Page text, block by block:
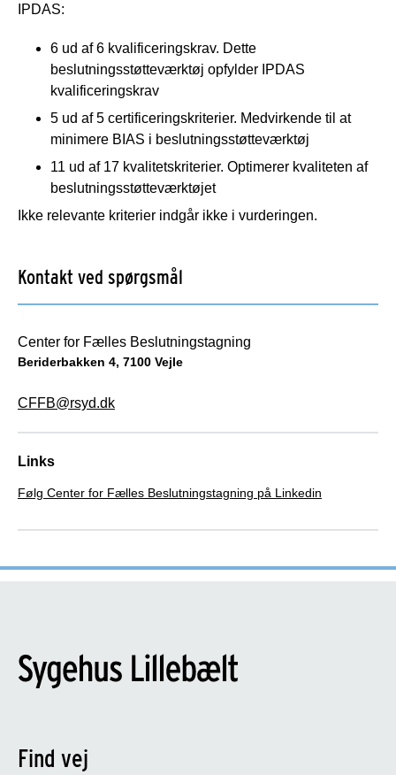
IPDAS:
6 ud af 6 kvalificeringskrav. Dette
beslutningsstøtteværktøj opfylder IPDAS
kvalificeringskrav
5 ud af 5 certificeringskriterier. Medvirkende til at
minimere BIAS i beslutningsstøtteværktøj
11 ud af 17 kvalitetskriterier. Optimerer kvaliteten af
beslutningsstøtteværktøjet
Ikke relevante kriterier indgår ikke i vurderingen.
Kontakt ved spørgsmål
Links
Følg Center for Fælles Beslutningstagning på Linkedin
Center for Fælles Beslutningstagning
Beriderbakken 4, 7100 Vejle
CFFB@rsyd.dk
Find vej